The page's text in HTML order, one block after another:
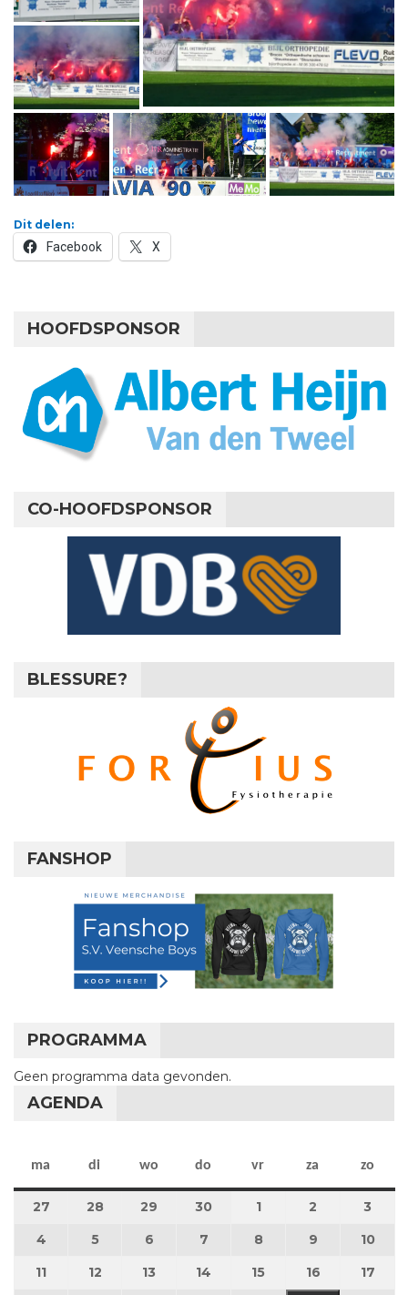
Dit delen:
Facebook X
HOOFDSPONSOR
CO-HOOFDSPONSOR
BLESSURE?
FANSHOP
PROGRAMMA
Geen programma data gevonden.
AGENDA
ma maandag
di dinsdag
wo woensdag
do donderdag
vr vrijdag
za zaterdag
zo
27 27 april 2026
28 28 april 2026
29 29 april 2026
30 30 april 2026
11 mei 2026
2 2 mei 2026
3
4 4 mei 2026
55 mei 2026
6 6 mei 2026
7 7 mei 2026
8 8 mei 2026
9 9 mei 2026
10
11 11 mei 2026
12 12 mei 2026
13 13 mei 2026
14 14 mei 2026
15 15 mei 2026
16 16 mei 2026
17